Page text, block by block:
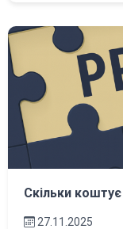
Скільки
27.11.2025